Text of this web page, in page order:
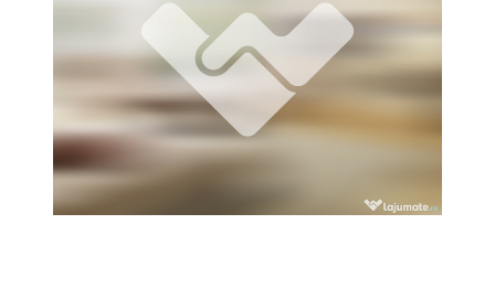
Animale de companie
Afaceri și echipamente profesionale
Inchiriere Bunuri si Vehicule
Utilaje agricole si industriale
Piese auto si accesorii
Dacia Duster